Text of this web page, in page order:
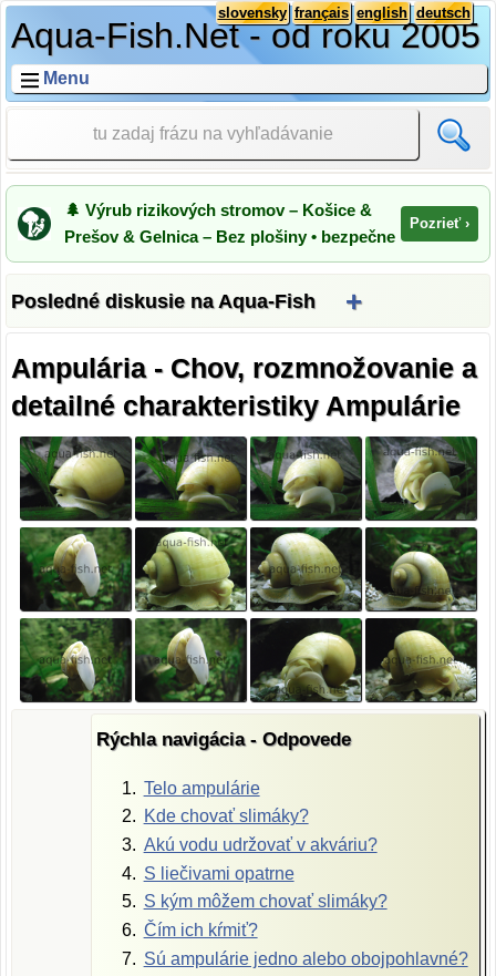
Aqua-Fish.Net - od roku 2005
deutsch
english
français
slovensky
Menu
🌲 Výrub rizikových stromov – Košice &
Prešov & Gelnica – Bez plošiny • bezpečne
Pozrieť ›
Posledné diskusie na Aqua-Fish +
Ampulária - Chov, rozmnožovanie a
detailné charakteristiky Ampulárie
Rýchla navigácia - Odpovede
Telo ampulárie
Kde chovať slimáky?
Akú vodu udržovať v akváriu?
S liečivami opatrne
S kým môžem chovať slimáky?
Čím ich kŕmiť?
Sú ampulárie jedno alebo obojpohlavné?